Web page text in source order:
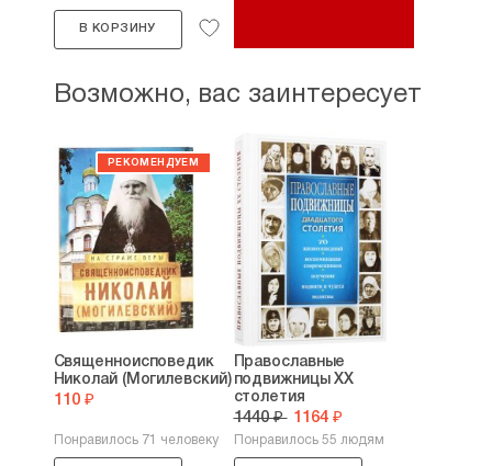
В КОРЗИНУ
Возможно, вас заинтересует
Священноисповедик
Николай (Могилевский)
110 ₽
Понравилось 71 человеку
Православные
подвижницы ХХ
столетия
1440 ₽ 1164 ₽
Понравилось 55 людям